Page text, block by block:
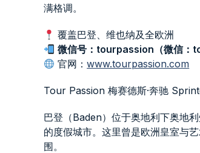
满格调。
覆盖巴登、维也纳及全欧洲
微信号：tourpassion（微信：
官网：www.tourpassion.com
Tour Passion 梅赛德斯·奔驰
巴登（Baden）位于奥地利下奥地
的度假城市。这里曾是欧洲皇室与
围。